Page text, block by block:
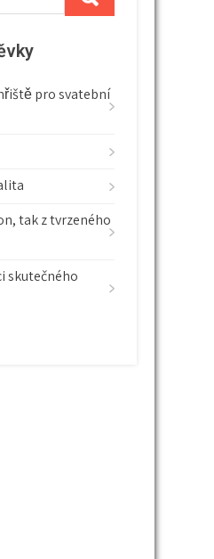
pro svatební
tak z tvrzeného
skutečného